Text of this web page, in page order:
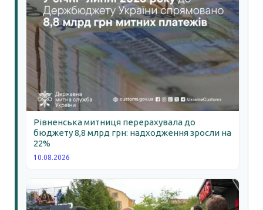
Рівненська митниця перерахувала до
бюджету 8,8 млрд грн: надходження зросли на
22%
10.08.2026